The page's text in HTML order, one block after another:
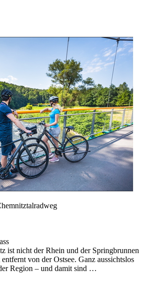
ist nicht der Rhein und der Springbrunnen
von der Ostsee. Ganz aussichtslos
Region – und damit sind …